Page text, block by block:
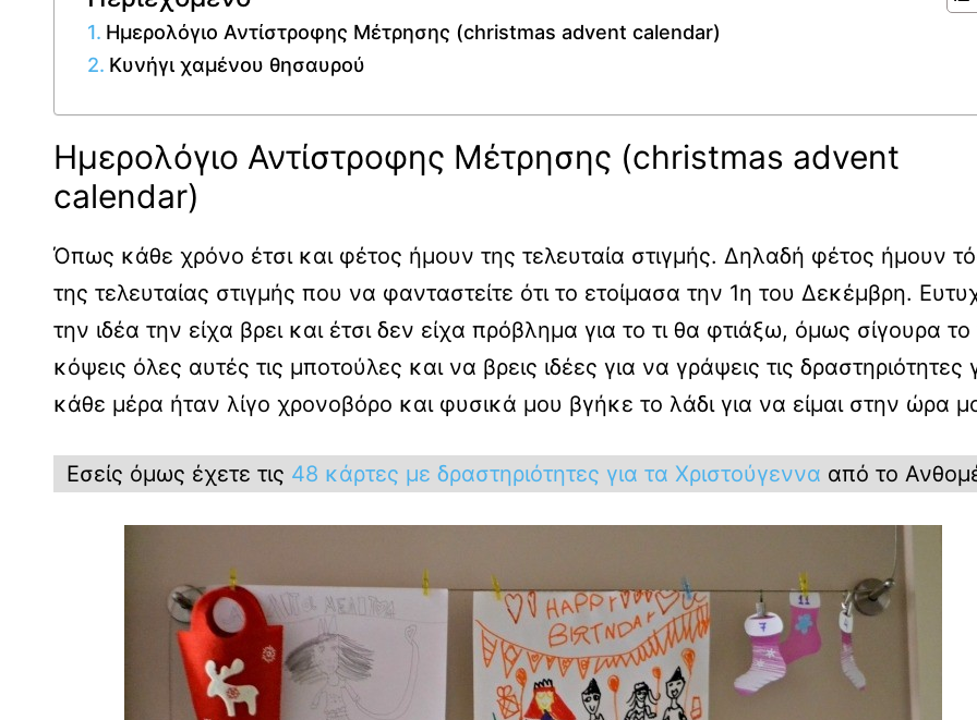
Ημερολόγιο Αντίστροφης Μέτρησης (christmas advent calendar)
Κυνήγι χαμένου θησαυρού
Ημερολόγιο Αντίστροφης Μέτρησης (christmas advent
calendar)
Όπως κάθε χρόνο έτσι και φέτος ήμουν της τελευταία στιγμής. Δηλαδή φέτος ήμουν
της τελευταίας στιγμής που να φανταστείτε ότι το ετοίμασα την 1η του Δεκέμβρη.
την ιδέα την είχα βρει και έτσι δεν είχα πρόβλημα για το τι θα φτιάξω, όμως σίγουρα
κόψεις όλες αυτές τις μποτούλες και να βρεις ιδέες για να γράψεις τις δραστηριότητες
κάθε μέρα ήταν λίγο χρονοβόρο και φυσικά μου βγήκε το λάδι για να είμαι στην ώρα
Εσείς όμως έχετε τις 48 κάρτες με δραστηριότητες για τα Χριστούγεννα από το